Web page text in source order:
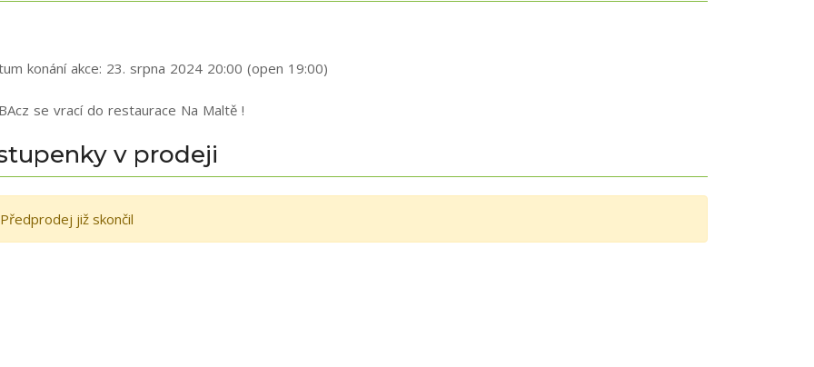
konání akce: 23. srpna 2024 20:00 (open 19:00)
se vrací do restaurace Na Maltě !
v prodeji
Předprodej již skončil